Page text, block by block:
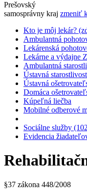
Prešovský
samosprávny kraj zmeniť
Kto je môj lekár?
Ambulantná
Lekárenská
Lekárne a výdajne
Ambulantná
Ústavná
Ústavná
Domáca
Kúpeľná liečba
Mobilné odberové
Sociálne služby
Evidencia
§37 zákona 448/2008